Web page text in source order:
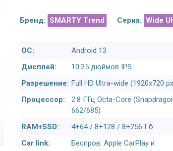
Бренд: SMARTY Trend Серия: Wide
ОС:
Android 13
Дисплей:
10.25 дюймов IPS
Разрешение: Full HD Ultra-wide (1920x720
Процессор:
2.8 ГГц Octa-Core
662/685)
RAM+SSD:
4+64 / 8+128 / 8+256 Гб
Car link:
Беспров. Apple CarPlay и